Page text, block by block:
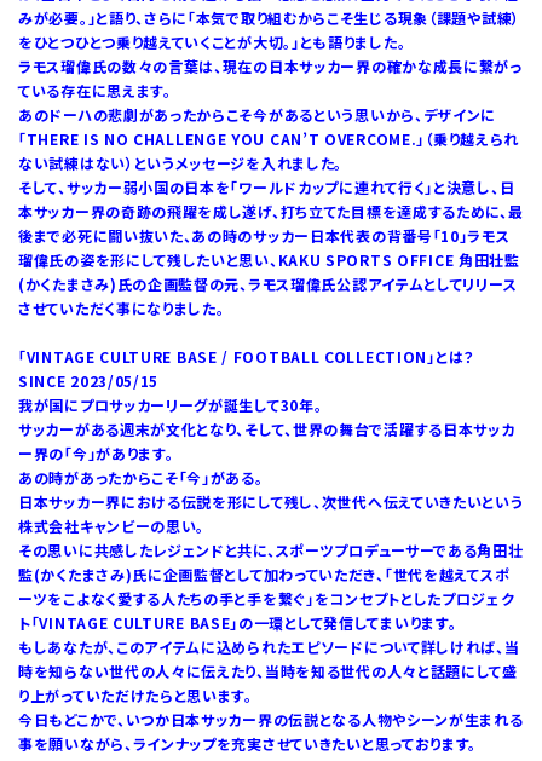
みが必要。」と語り、さらに「本気で取り組むからこそ生じる現象（課題や試練）
をひとつひとつ乗り越えていくことが大切。」とも語りました。
ラモス瑠偉氏の数々の言葉は、現在の日本サッカー界の確かな成長に繋がっ
ている存在に思えます。
あのドーハの悲劇があったからこそ今があるという思いから、デザインに
「THERE IS NO CHALLENGE YOU CAN’T OVERCOME.」（乗り越えられ
ない試練はない）というメッセージを入れました。
そして、サッカー弱小国の日本を「ワールドカップに連れて行く」と決意し、日
本サッカー界の奇跡の飛躍を成し遂げ、打ち立てた目標を達成するために、最
後まで必死に闘い抜いた、あの時のサッカー日本代表の背番号「10」ラモス
瑠偉氏の姿を形にして残したいと思い、KAKU SPORTS OFFICE 角田壮監
(かくたまさみ)氏の企画監督の元、ラモス瑠偉氏公認アイテムとしてリリース
させていただく事になりました。
「VINTAGE CULTURE BASE / FOOTBALL COLLECTION」とは？
SINCE 2023/05/15
我が国にプロサッカーリーグが誕生して30年。
サッカーがある週末が文化となり、そして、世界の舞台で活躍する日本サッカ
ー界の「今」があります。
あの時があったからこそ「今」がある。
日本サッカー界における伝説を形にして残し、次世代へ伝えていきたいという
株式会社キャンビーの思い。
その思いに共感したレジェンドと共に、スポーツプロデューサーである角田壮
監(かくたまさみ)氏に企画監督として加わっていただき、「世代を越えてスポ
ーツをこよなく愛する人たちの手と手を繋ぐ」をコンセプトとしたプロジェク
ト「VINTAGE CULTURE BASE」の一環として発信してまいります。
もしあなたが、このアイテムに込められたエピソードについて詳しければ、当
時を知らない世代の人々に伝えたり、当時を知る世代の人々と話題にして盛
り上がっていただけたらと思います。
今日もどこかで、いつか日本サッカー界の伝説となる人物やシーンが生まれる
事を願いながら、ラインナップを充実させていきたいと思っております。